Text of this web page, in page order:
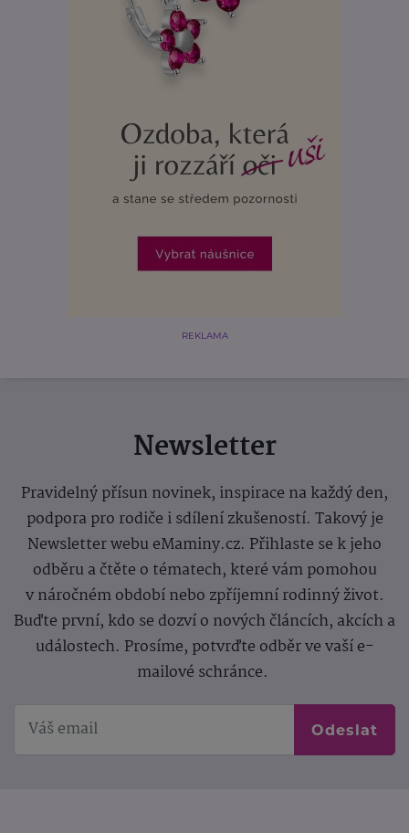
REKLAMA
Newsletter
Pravidelný přísun novinek, inspirace na každý den,
podpora pro rodiče i sdílení zkušeností. Takový je
Newsletter webu eMaminy.cz. Přihlaste se k jeho
odběru a čtěte o tématech, které vám pomohou
v náročném období nebo zpříjemní rodinný život.
Buďte první, kdo se dozví o nových článcích, akcích a
událostech. Prosíme, potvrďte odběr ve vaší e-
mailové schránce.
Odeslat